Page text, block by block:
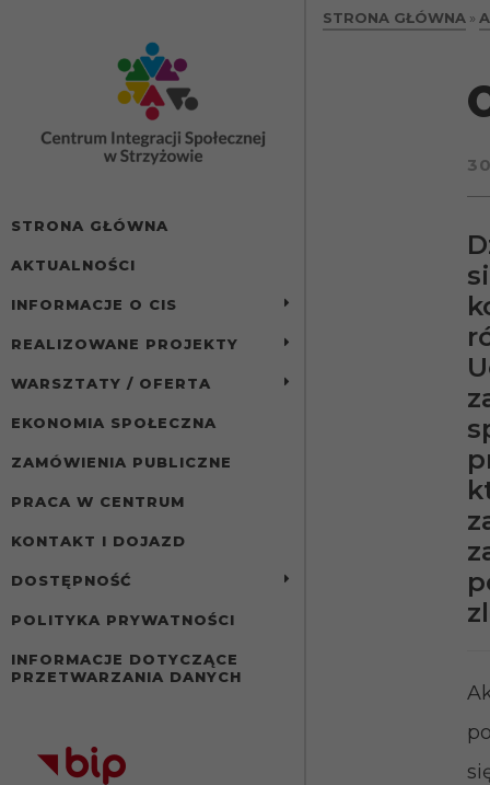
STRONA GŁÓWNA
AKTUALNOŚCI
INFORMACJE O CIS
REALIZOWANE PROJEKTY
WARSZTATY / OFERTA
EKONOMIA SPOŁECZNA
ZAMÓWIENIA PUBLICZNE
PRACA W CENTRUM
KONTAKT I DOJAZD
DOSTĘPNOŚĆ
POLITYKA PRYWATNOŚCI
INFORMACJE DOTYCZĄCE
PRZETWARZANIA DANYCH
STRONA GŁÓWNA »